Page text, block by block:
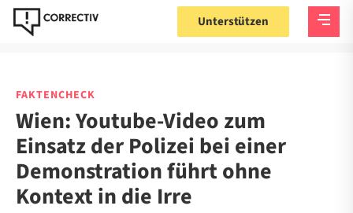
Unterstützen
FAKTENCHECK
Wien: Youtube-Video zum
Einsatz der Polizei bei einer
Demonstration führt ohne
Kontext in die Irre